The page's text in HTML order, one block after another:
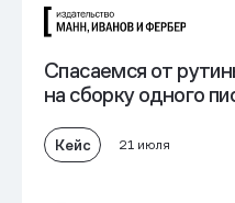
Спасаемся от
на сборку одного
Кейс 21 июля